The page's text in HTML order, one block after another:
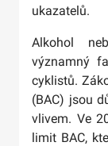
ukazatelů.
Alkohol
významný
cyklistů.
(BAC) jsou
vlivem. Ve
limit BAC,